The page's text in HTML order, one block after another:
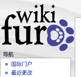
导航
国际门户
最近更改